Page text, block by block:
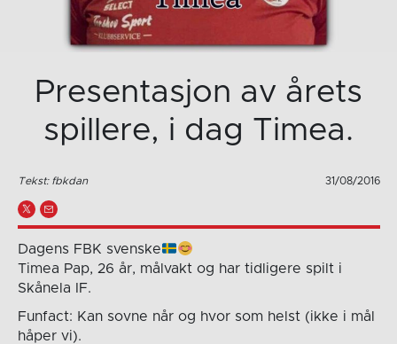
Presentasjon av årets
spillere, i dag Timea.
Tekst: fbkdan 31/08/2016
Dagens FBK svenske
Timea Pap, 26 år, målvakt og har tidligere spilt i
Skånela IF.
Funfact: Kan sovne når og hvor som helst (ikke i mål
håper vi).